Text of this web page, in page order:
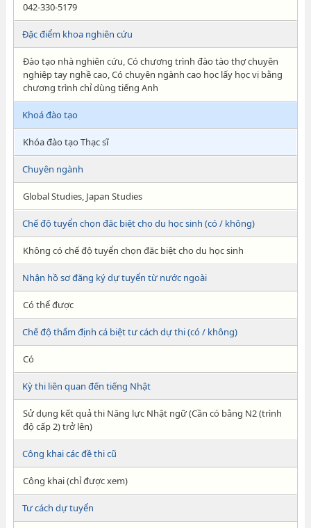
042-330-5179
Đặc điểm khoa nghiên cứu
Đào tạo nhà nghiên cứu, Có chương trình đào tào thợ chuyên
nghiệp tay nghề cao, Có chuyên ngành cao học lấy học vị bằng
chương trình chỉ dùng tiếng Anh
Khoá đào tạo
Khóa đào tạo Thạc sĩ
Chuyên ngành
Global Studies, Japan Studies
Chế độ tuyển chọn đăc biệt cho du học sinh (có / không)
Không có chế độ tuyển chọn đăc biệt cho du học sinh
Nhận hồ sơ đăng ký dự tuyển từ nước ngoài
Có thể được
Chế độ thẩm định cá biệt tư cách dự thi (có / không)
Có
Kỳ thi liên quan đến tiếng Nhật
Sử dụng kết quả thi Năng lực Nhật ngữ (Cần có bằng N2 (trình
độ cấp 2) trở lên)
Công khai các đề thi cũ
Công khai (chỉ được xem)
Tư cách dự tuyển